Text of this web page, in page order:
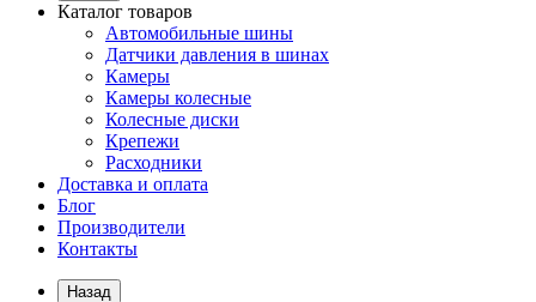
Каталог товаров
Автомобильные шины
Датчики давления в шинах
Камеры
Камеры колесные
Колесные диски
Крепежи
Расходники
Доставка и оплата
Блог
Производители
Контакты
Назад